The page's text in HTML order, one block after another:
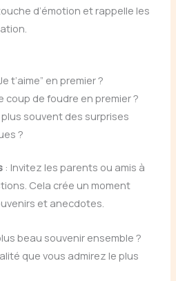
d’émotion et rappelle les
t’aime” en premier ?
coup de foudre en premier ?
plus souvent des surprises
?
: Invitez les parents ou amis à
Cela crée un moment
et anecdotes.
beau souvenir ensemble ?
que vous admirez le plus